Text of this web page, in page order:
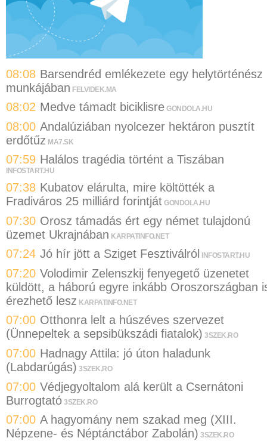
08:08 Barsendréd emlékezete egy helytörténész
munkájában FELVIDEK.MA
08:02 Medve támadt biciklisre GONDOLA.HU
08:00 Andalúziában nyolcezer hektáron pusztít
erdőtűz MA7.SK
07:59 Halálos tragédia történt a Tiszában
INFOSTART.HU
07:38 Kubatov elárulta, mire költötték a
Fradiváros 25 milliárd forintját GONDOLA.HU
07:30 Orosz támadás ért egy német tulajdonú
üzemet Ukrajnában KARPATINFO.NET
07:24 Jó hír jött a Sziget Fesztiválról INFOSTART.HU
07:20 Volodimir Zelenszkij fenyegető üzenetet
küldött, a háború egyre inkább Oroszországban
érezhető lesz KARPATINFO.NET
07:00 Otthonra lelt a húszéves szervezet
(Ünnepeltek a sepsibükszádi fiatalok) 3SZEK.RO
07:00 Hadnagy Attila: jó úton haladunk
(Labdarúgás) 3SZEK.RO
07:00 Védjegyoltalom alá került a Csernátoni
Burrogtató 3SZEK.RO
07:00 A hagyomány nem szakad meg (XIII.
Népzene- és Néptánctábor Zabolán) 3SZEK.RO